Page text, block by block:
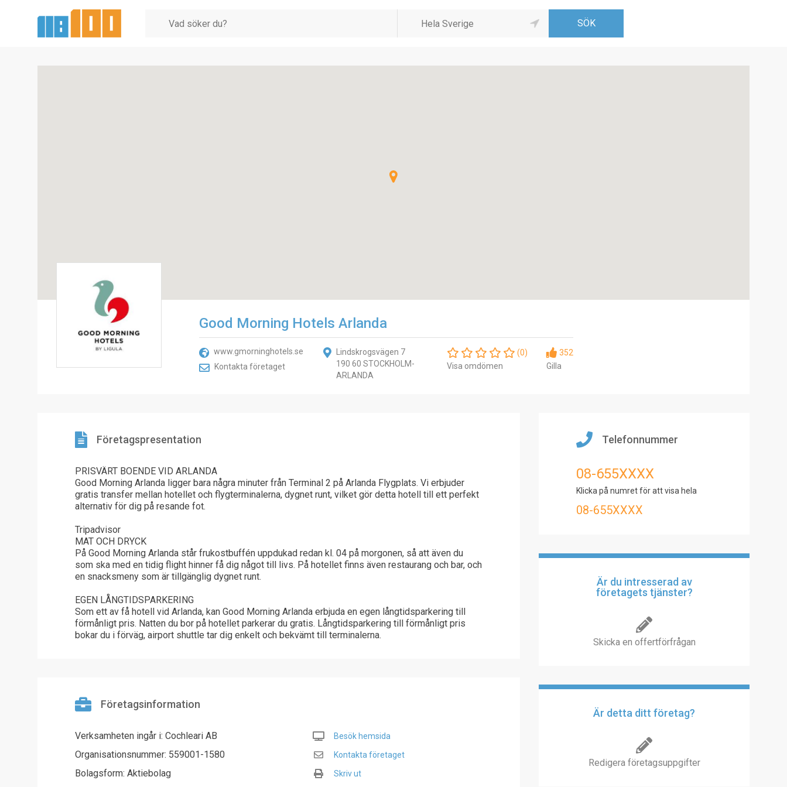
Good Morning Hotels Arlanda
www.gmorninghotels.se
Kontakta företaget
Lindskrogsvägen 7
190 60 STOCKHOLM-
ARLANDA
(0)
Visa omdömen
352
Gilla
Företagspresentation
PRISVÄRT BOENDE VID ARLANDA
Good Morning Arlanda ligger bara några minuter från Terminal 2 på Arlanda Flygplats. Vi erbjuder
gratis transfer mellan hotellet och flygterminalerna, dygnet runt, vilket gör detta hotell till ett perfekt
alternativ för dig på resande fot.
Tripadvisor
MAT OCH DRYCK
På Good Morning Arlanda står frukostbuffén uppdukad redan kl. 04 på morgonen, så att även du
som ska med en tidig flight hinner få dig något till livs. På hotellet finns även restaurang och bar, och
en snacksmeny som är tillgänglig dygnet runt.
EGEN LÅNGTIDSPARKERING
Som ett av få hotell vid Arlanda, kan Good Morning Arlanda erbjuda en egen långtidsparkering till
förmånligt pris. Natten du bor på hotellet parkerar du gratis. Långtidsparkering till förmånligt pris
bokar du i förväg, airport shuttle tar dig enkelt och bekvämt till terminalerna.
Företagsinformation
Verksamheten ingår i: Cochleari AB
Organisationsnummer: 559001-1580
Bolagsform: Aktiebolag
Besök hemsida
Kontakta företaget
Skriv ut
Telefonnummer
08-655XXXX
Klicka på numret för att visa hela
08-655XXXX
Är du intresserad av
företagets tjänster?
Skicka en offertförfrågan
Är detta ditt företag?
Redigera företagsuppgifter